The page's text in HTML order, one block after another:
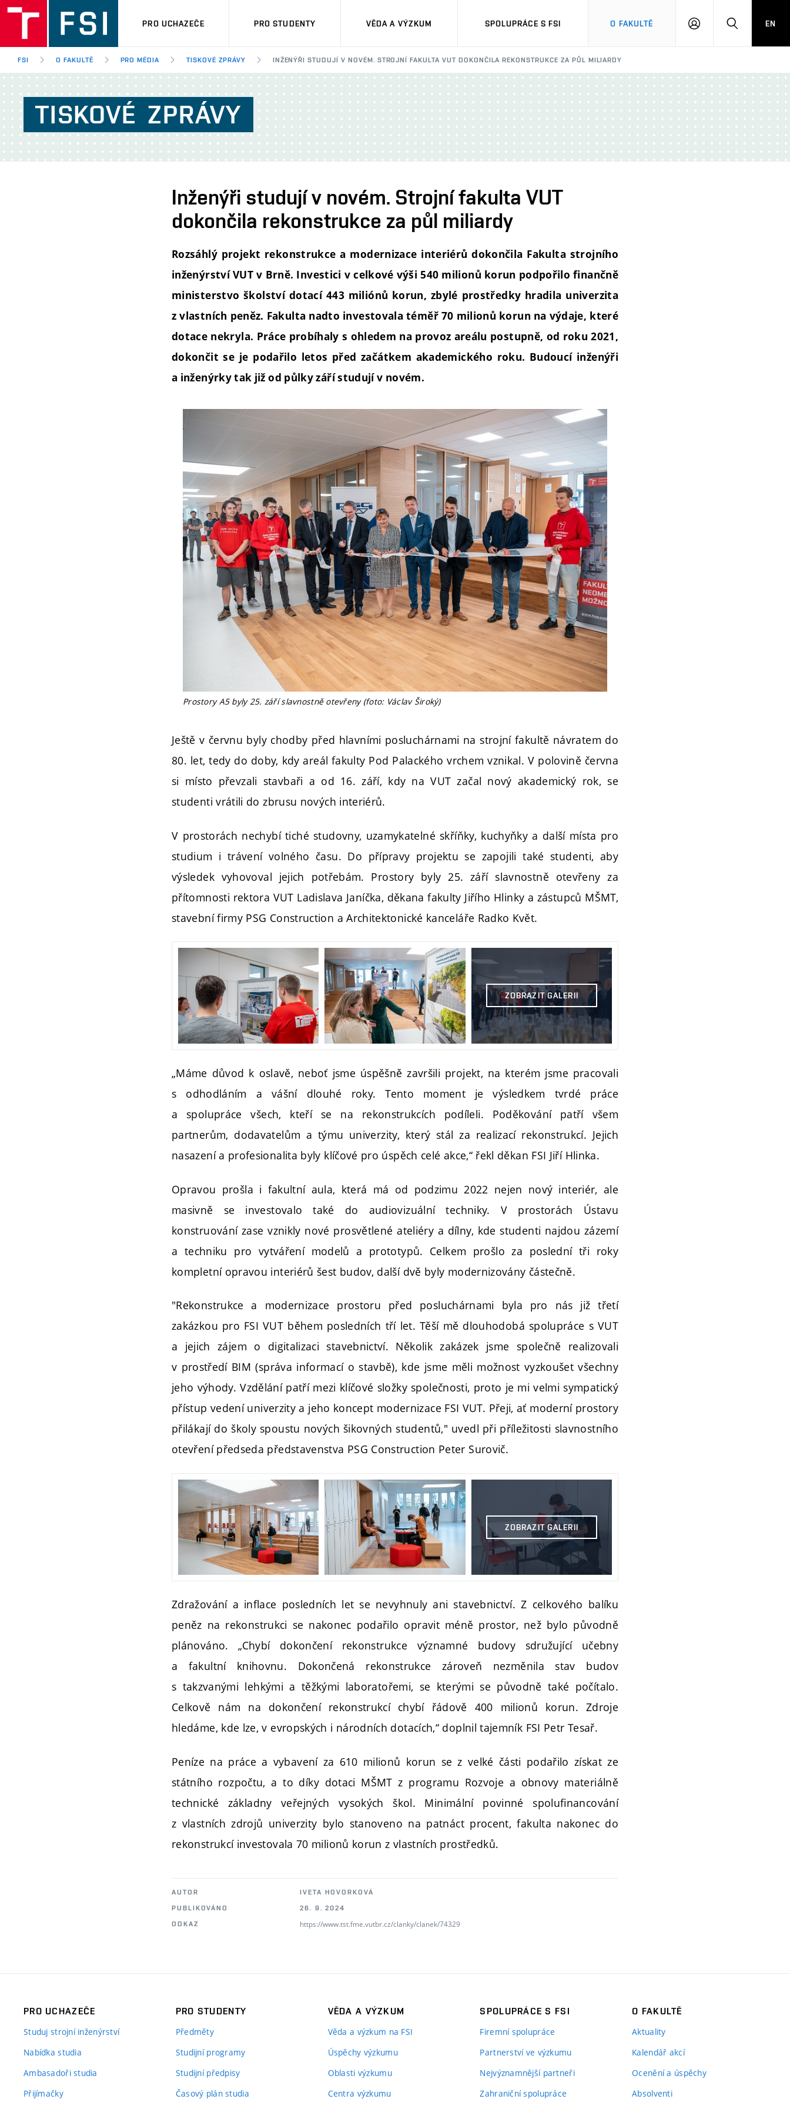
PRO UCHAZEČE PRO STUDENTY VĚDA A VÝZKUM SPOLUPRÁCE S FSI O FAKULTĚ
PŘIHLÁŠENÍHLEDAT
EN
FSI O FAKULTĚ PRO MÉDIA TISKOVÉ ZPRÁVY INŽENÝŘI STUDUJÍ V NOVÉM. STROJNÍ FAKULTA VUT DOKONČILA REKONSTRUKCE ZA PŮL MILIARDY
TISKOVÉ ZPRÁVY
Inženýři studují v novém. Strojní fakulta VUT
dokončila rekonstrukce za půl miliardy
Rozsáhlý projekt rekonstrukce a modernizace interiérů dokončila Fakulta strojního
inženýrství VUT v Brně. Investici v celkové výši 540 milionů korun podpořilo finančně
ministerstvo školství dotací 443 miliónů korun, zbylé prostředky hradila univerzita
z vlastních peněz. Fakulta nadto investovala téměř 70 milionů korun na výdaje, které
dotace nekryla. Práce probíhaly s ohledem na provoz areálu postupně, od roku 2021,
dokončit se je podařilo letos před začátkem akademického roku. Budoucí inženýři
a inženýrky tak již od půlky září studují v novém.
Prostory A5 byly 25. září slavnostně otevřeny (foto: Václav Široký)
Ještě v červnu byly chodby před hlavními posluchárnami na strojní fakultě návratem do
80. let, tedy do doby, kdy areál fakulty Pod Palackého vrchem vznikal. V polovině června
si místo převzali stavbaři a od 16. září, kdy na VUT začal nový akademický rok, se
studenti vrátili do zbrusu nových interiérů.
V prostorách nechybí tiché studovny, uzamykatelné skříňky, kuchyňky a další místa pro
studium i trávení volného času. Do přípravy projektu se zapojili také studenti, aby
výsledek vyhovoval jejich potřebám. Prostory byly 25. září slavnostně otevřeny za
přítomnosti rektora VUT Ladislava Janíčka, děkana fakulty Jiřího Hlinky a zástupců MŠMT,
stavební firmy PSG Construction a Architektonické kanceláře Radko Květ.
ZOBRAZIT GALERII
„Máme důvod k oslavě, neboť jsme úspěšně završili projekt, na kterém jsme pracovali
s odhodláním a vášní dlouhé roky. Tento moment je výsledkem tvrdé práce
a spolupráce všech, kteří se na rekonstrukcích podíleli. Poděkování patří všem
partnerům, dodavatelům a týmu univerzity, který stál za realizací rekonstrukcí. Jejich
nasazení a profesionalita byly klíčové pro úspěch celé akce,“ řekl děkan FSI Jiří Hlinka.
Opravou prošla i fakultní aula, která má od podzimu 2022 nejen nový interiér, ale
masivně se investovalo také do audiovizuální techniky. V prostorách Ústavu
konstruování zase vznikly nové prosvětlené ateliéry a dílny, kde studenti najdou zázemí
a techniku pro vytváření modelů a prototypů. Celkem prošlo za poslední tři roky
kompletní opravou interiérů šest budov, další dvě byly modernizovány částečně.
"Rekonstrukce a modernizace prostoru před posluchárnami byla pro nás již třetí
zakázkou pro FSI VUT během posledních tří let. Těší mě dlouhodobá spolupráce s VUT
a jejich zájem o digitalizaci stavebnictví. Několik zakázek jsme společně realizovali
v prostředí BIM (správa informací o stavbě), kde jsme měli možnost vyzkoušet všechny
jeho výhody. Vzdělání patří mezi klíčové složky společnosti, proto je mi velmi sympatický
přístup vedení univerzity a jeho koncept modernizace FSI VUT. Přeji, ať moderní prostory
přilákají do školy spoustu nových šikovných studentů," uvedl při příležitosti slavnostního
otevření předseda představenstva PSG Construction Peter Surovič.
ZOBRAZIT GALERII
Zdražování a inflace posledních let se nevyhnuly ani stavebnictví. Z celkového balíku
peněz na rekonstrukci se nakonec podařilo opravit méně prostor, než bylo původně
plánováno. „Chybí dokončení rekonstrukce významné budovy sdružující učebny
a fakultní knihovnu. Dokončená rekonstrukce zároveň nezměnila stav budov
s takzvanými lehkými a těžkými laboratořemi, se kterými se původně také počítalo.
Celkově nám na dokončení rekonstrukcí chybí řádově 400 milionů korun. Zdroje
hledáme, kde lze, v evropských i národních dotacích,“ doplnil tajemník FSI Petr Tesař.
Peníze na práce a vybavení za 610 milionů korun se z velké části podařilo získat ze
státního rozpočtu, a to díky dotaci MŠMT z programu Rozvoje a obnovy materiálně
technické základny veřejných vysokých škol. Minimální povinné spolufinancování
z vlastních zdrojů univerzity bylo stanoveno na patnáct procent, fakulta nakonec do
rekonstrukcí investovala 70 milionů korun z vlastních prostředků.
AUTOR
IVETA HOVORKOVÁ
PUBLIKOVÁNO
26. 9. 2024
ODKAZ
https://www.tst.fme.vutbr.cz/clanky/clanek/74329
PRO UCHAZEČE
Studuj strojní inženýrství
Nabídka studia
Ambasadoři studia
Přijímačky
PRO STUDENTY
Předměty
Studijní programy
Studijní předpisy
Časový plán studia
VĚDA A VÝZKUM
Věda a výzkum na FSI
Úspěchy výzkumu
Oblasti výzkumu
Centra výzkumu
SPOLUPRÁCE S FSI
Firemní spolupráce
Partnerství ve výzkumu
Nejvýznamnější partneři
Zahraniční spolupráce
O FAKULTĚ
Aktuality
Kalendář akcí
Ocenění a úspěchy
Absolventi